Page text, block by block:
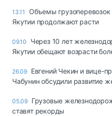
Топливо,
13.11
Объемы
Якутии продолжают расти
09.10
Через 10 лет
Якутии обещают возрасти
26.09 Евгений Чекин и вице-
Чабунин обсудили развитие
05.09 Грузовые
ставят рекорды